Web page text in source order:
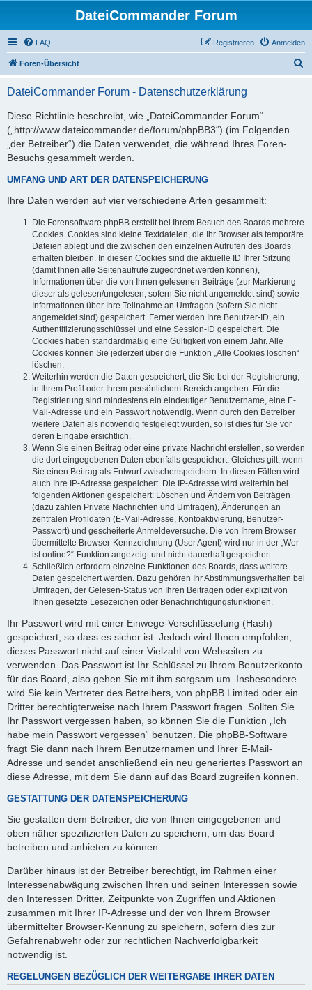
DateiCommander Forum
FAQ Anmelden
Registrieren
Foren-Übersicht
DateiCommander Forum - Datenschutzerklärung
Diese Richtlinie beschreibt, wie „DateiCommander Forum“
(„http://www.dateicommander.de/forum/phpBB3“) (im Folgenden
„der Betreiber“) die Daten verwendet, die während Ihres Foren-
Besuchs gesammelt werden.
UMFANG UND ART DER DATENSPEICHERUNG
Ihre Daten werden auf vier verschiedene Arten gesammelt:
Die Forensoftware phpBB erstellt bei Ihrem Besuch des Boards mehrere
Cookies. Cookies sind kleine Textdateien, die Ihr Browser als temporäre
Dateien ablegt und die zwischen den einzelnen Aufrufen des Boards
erhalten bleiben. In diesen Cookies sind die aktuelle ID Ihrer Sitzung
(damit Ihnen alle Seitenaufrufe zugeordnet werden können),
Informationen über die von Ihnen gelesenen Beiträge (zur Markierung
dieser als gelesen/ungelesen; sofern Sie nicht angemeldet sind) sowie
Informationen über Ihre Teilnahme an Umfragen (sofern Sie nicht
angemeldet sind) gespeichert. Ferner werden Ihre Benutzer-ID, ein
Authentifizierungsschlüssel und eine Session-ID gespeichert. Die
Cookies haben standardmäßig eine Gültigkeit von einem Jahr. Alle
Cookies können Sie jederzeit über die Funktion „Alle Cookies löschen“
löschen.
Weiterhin werden die Daten gespeichert, die Sie bei der Registrierung,
in Ihrem Profil oder Ihrem persönlichem Bereich angeben. Für die
Registrierung sind mindestens ein eindeutiger Benutzername, eine E-
Mail-Adresse und ein Passwort notwendig. Wenn durch den Betreiber
weitere Daten als notwendig festgelegt wurden, so ist dies für Sie vor
deren Eingabe ersichtlich.
Wenn Sie einen Beitrag oder eine private Nachricht erstellen, so werden
die dort eingegebenen Daten ebenfalls gespeichert. Gleiches gilt, wenn
Sie einen Beitrag als Entwurf zwischenspeichern. In diesen Fällen wird
auch Ihre IP-Adresse gespeichert. Die IP-Adresse wird weiterhin bei
folgenden Aktionen gespeichert: Löschen und Ändern von Beiträgen
(dazu zählen Private Nachrichten und Umfragen), Änderungen an
zentralen Profildaten (E-Mail-Adresse, Kontoaktivierung, Benutzer-
Passwort) und gescheiterte Anmeldeversuche. Die von Ihrem Browser
übermittelte Browser-Kennzeichnung (User Agent) wird nur in der „Wer
ist online?“-Funktion angezeigt und nicht dauerhaft gespeichert.
Schließlich erfordern einzelne Funktionen des Boards, dass weitere
Daten gespeichert werden. Dazu gehören Ihr Abstimmungsverhalten bei
Umfragen, der Gelesen-Status von Ihren Beiträgen oder explizit von
Ihnen gesetzte Lesezeichen oder Benachrichtigungsfunktionen.
Ihr Passwort wird mit einer Einwege-Verschlüsselung (Hash)
gespeichert, so dass es sicher ist. Jedoch wird Ihnen empfohlen,
dieses Passwort nicht auf einer Vielzahl von Webseiten zu
verwenden. Das Passwort ist Ihr Schlüssel zu Ihrem Benutzerkonto
für das Board, also gehen Sie mit ihm sorgsam um. Insbesondere
wird Sie kein Vertreter des Betreibers, von phpBB Limited oder ein
Dritter berechtigterweise nach Ihrem Passwort fragen. Sollten Sie
Ihr Passwort vergessen haben, so können Sie die Funktion „Ich
habe mein Passwort vergessen“ benutzen. Die phpBB-Software
fragt Sie dann nach Ihrem Benutzernamen und Ihrer E-Mail-
Adresse und sendet anschließend ein neu generiertes Passwort an
diese Adresse, mit dem Sie dann auf das Board zugreifen können.
GESTATTUNG DER DATENSPEICHERUNG
Sie gestatten dem Betreiber, die von Ihnen eingegebenen und
oben näher spezifizierten Daten zu speichern, um das Board
betreiben und anbieten zu können.
Darüber hinaus ist der Betreiber berechtigt, im Rahmen einer
Interessenabwägung zwischen Ihren und seinen Interessen sowie
den Interessen Dritter, Zeitpunkte von Zugriffen und Aktionen
zusammen mit Ihrer IP-Adresse und der von Ihrem Browser
übermittelter Browser-Kennung zu speichern, sofern dies zur
Gefahrenabwehr oder zur rechtlichen Nachverfolgbarkeit
notwendig ist.
REGELUNGEN BEZÜGLICH DER WEITERGABE IHRER DATEN